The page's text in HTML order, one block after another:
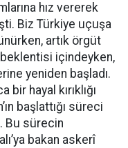
hız vererek
Biz Türkiye uçuşa
artık örgüt
içindeyken,
yeniden başladı.
hayal kırıklığı
başlattığı süreci
Bu sürecin
bakan askerî